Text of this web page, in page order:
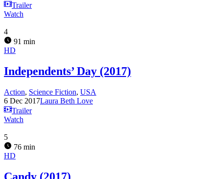
Trailer
Watch
4
91 min
HD
Independents’ Day (2017)
Action, Science Fiction, USA
6 Dec 2017Laura Beth Love
Trailer
Watch
5
76 min
HD
Candy (2017)